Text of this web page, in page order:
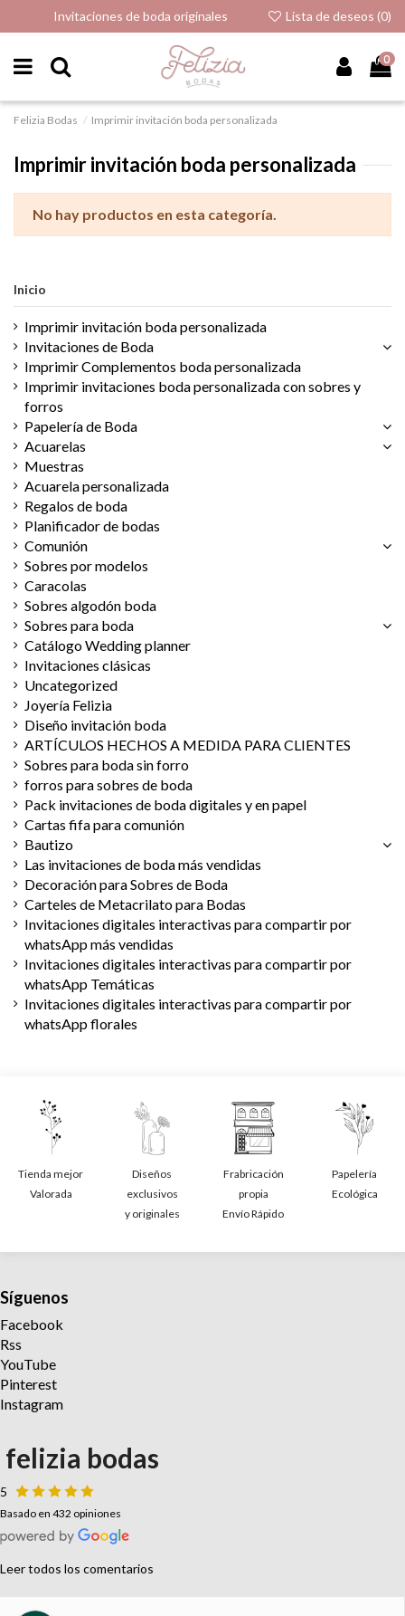
Invitaciones de boda originales Lista de deseos (0)
0
Felizia Bodas Imprimir invitación boda personalizada
Imprimir invitación boda personalizada
No hay productos en esta categoría.
Inicio
Imprimir invitación boda personalizada
Invitaciones de Boda
Imprimir Complementos boda personalizada
Imprimir invitaciones boda personalizada con sobres y
forros
Papelería de Boda
Acuarelas
Muestras
Acuarela personalizada
Regalos de boda
Planificador de bodas
Comunión
Sobres por modelos
Caracolas
Sobres algodón boda
Sobres para boda
Catálogo Wedding planner
Invitaciones clásicas
Uncategorized
Joyería Felizia
Diseño invitación boda
ARTÍCULOS HECHOS A MEDIDA PARA CLIENTES
Sobres para boda sin forro
forros para sobres de boda
Pack invitaciones de boda digitales y en papel
Cartas fifa para comunión
Bautizo
Las invitaciones de boda más vendidas
Decoración para Sobres de Boda
Carteles de Metacrilato para Bodas
Invitaciones digitales interactivas para compartir por
whatsApp más vendidas
Invitaciones digitales interactivas para compartir por
whatsApp Temáticas
Invitaciones digitales interactivas para compartir por
whatsApp florales
Tienda mejor
Valorada
Diseños
exclusivos
y originales
Frabricación
propia
Envío Rápido
Papelería
Ecológica
Síguenos
Facebook
Rss
YouTube
Pinterest
Instagram
felizia bodas
5
Basado en 432 opiniones
Leer todos los comentarios